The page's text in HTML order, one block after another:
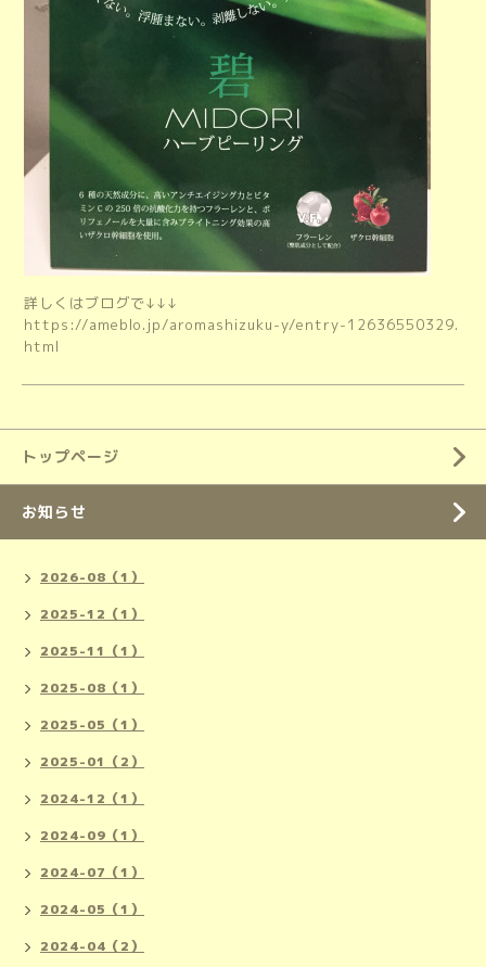
詳しくはブログで↓↓↓
https://ameblo.jp/aromashizuku-y/entry-12636550329.
html
トップページ
お知らせ
2026-08（1）
2025-12（1）
2025-11（1）
2025-08（1）
2025-05（1）
2025-01（2）
2024-12（1）
2024-09（1）
2024-07（1）
2024-05（1）
2024-04（2）